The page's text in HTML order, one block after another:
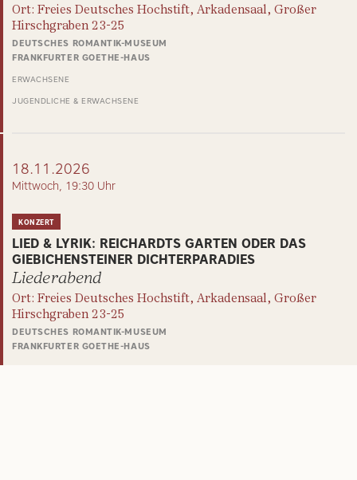
Ort: Freies Deutsches Hochstift, Arkadensaal, Großer
Hirschgraben 23-25
DEUTSCHES ROMANTIK-MUSEUM
FRANKFURTER GOETHE-HAUS
ERWACHSENE
JUGENDLICHE & ERWACHSENE
18.11.2026
Mittwoch, 19:30 Uhr
KONZERT
LIED & LYRIK: REICHARDTS GARTEN ODER DAS
GIEBICHENSTEINER DICHTERPARADIES
Liederabend
Ort: Freies Deutsches Hochstift, Arkadensaal, Großer
Hirschgraben 23-25
DEUTSCHES ROMANTIK-MUSEUM
FRANKFURTER GOETHE-HAUS